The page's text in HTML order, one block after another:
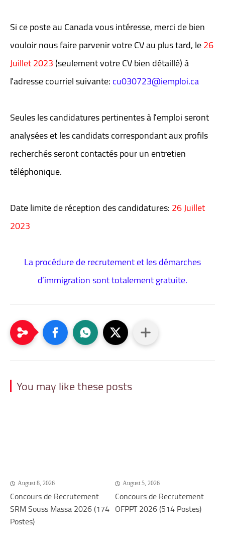
Si ce poste au Canada vous intéresse, merci de bien
vouloir nous faire parvenir votre CV au plus tard, le26
Juillet 2023(seulement votre CV bien détaillé) à
l’adresse courriel suivante:cu030723@iemploi.ca
Seules les candidatures pertinentes à l’emploi seront
analysées et les candidats correspondant aux profils
recherchés seront contactés pour un entretien
téléphonique.
Date limite de réception des candidatures:26 Juillet
2023
La procédure de recrutement et les démarches
d’immigration sont totalement gratuite.
You may like these posts
August 8, 2026
Concours de Recrutement
SRM Souss Massa 2026 (174
Postes)
August 5, 2026
Concours de Recrutement
OFPPT 2026 (514 Postes)